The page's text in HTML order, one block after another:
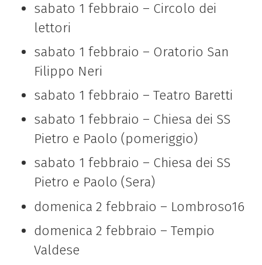
sabato 1 febbraio – Circolo dei
lettori
sabato 1 febbraio – Oratorio San
Filippo Neri
sabato 1 febbraio – Teatro Baretti
sabato 1 febbraio – Chiesa dei SS
Pietro e Paolo (pomeriggio)
sabato 1 febbraio – Chiesa dei SS
Pietro e Paolo (Sera)
domenica 2 febbraio – Lombroso16
domenica 2 febbraio – Tempio
Valdese